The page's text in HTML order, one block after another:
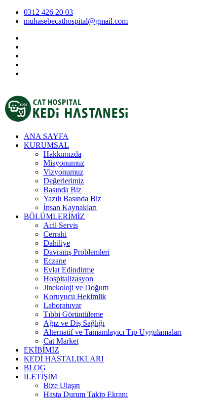
0312 426 20 03
muhasebecathospital@gmail.com
ANA SAYFA
KURUMSAL
Hakkımızda
Misyonumuz
Vizyonumuz
Değerlerimiz
Basında Biz
Yazılı Basında Biz
İnsan Kaynakları
BÖLÜMLERİMİZ
Acil Servis
Cerrahi
Dahiliye
Davranış Problemleri
Eczane
Evlat Edindirme
Hospitalizasyon
Jinekoloji ve Doğum
Koruyucu Hekimlik
Laboratuvar
Tıbbi Görüntüleme
Ağız ve Diş Sağlığı
Alternatif ve Tamamlayıcı Tıp Uygulamaları
Cat Market
EKİBİMİZ
KEDİ HASTALIKLARI
BLOG
İLETİŞİM
Bize Ulaşın
Hasta Durum Takip Ekranı